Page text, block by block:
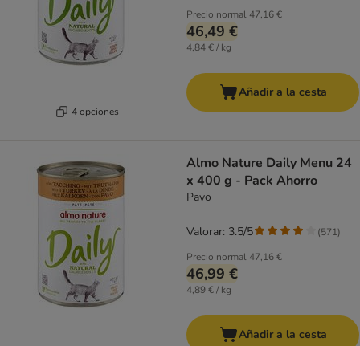
4 opciones
Precio normal47,16 €
46,49 €
4,84 € / kg
Añadir a la cesta
Almo Nature Daily Menu 24
x 400 g - Pack Ahorro
Pavo
Precio normal47,16 €
46,99 €
4,89 € / kg
Valorar: 3.5/5 (571)
Añadir a la cesta